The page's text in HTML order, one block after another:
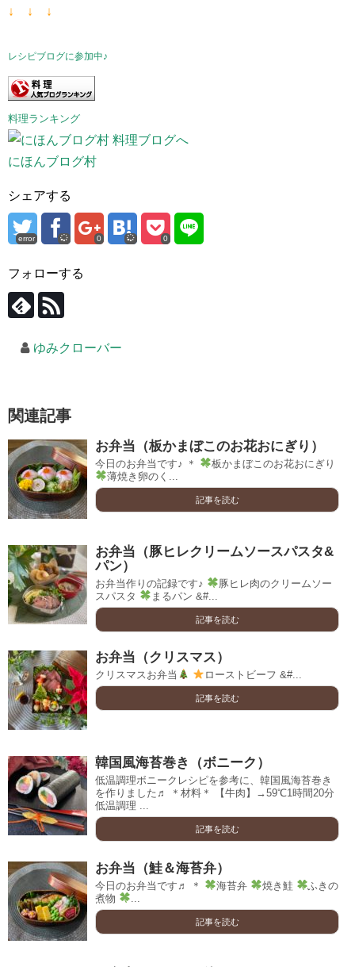
↓ ↓ ↓
レシピブログに参加中♪
料理ランキング
にほんブログ村
シェアする
error 0 0
フォローする
ゆみクローバー
関連記事
お弁当（板かまぼこのお花おにぎり）
今日のお弁当です♪ ＊
板かまぼこのお花おにぎり
薄焼き卵のく...
記事を読む
お弁当（豚ヒレクリームソースパスタ&
パン）
お弁当作りの記録です♪
豚ヒレ肉のクリームソー
スパスタ
まるパン &#...
記事を読む
お弁当（クリスマス）
クリスマスお弁当 ローストビーフ &#...
記事を読む
韓国風海苔巻き（ボニーク）
低温調理ボニークレシピを参考に、韓国風海苔巻き
を作りました♬ ＊材料＊ 【牛肉】→59℃1時間20分
低温調理 ...
記事を読む
お弁当（鮭＆海苔弁）
今日のお弁当です♬ ＊ 海苔弁 焼き鮭
ふきの
煮物
...
記事を読む